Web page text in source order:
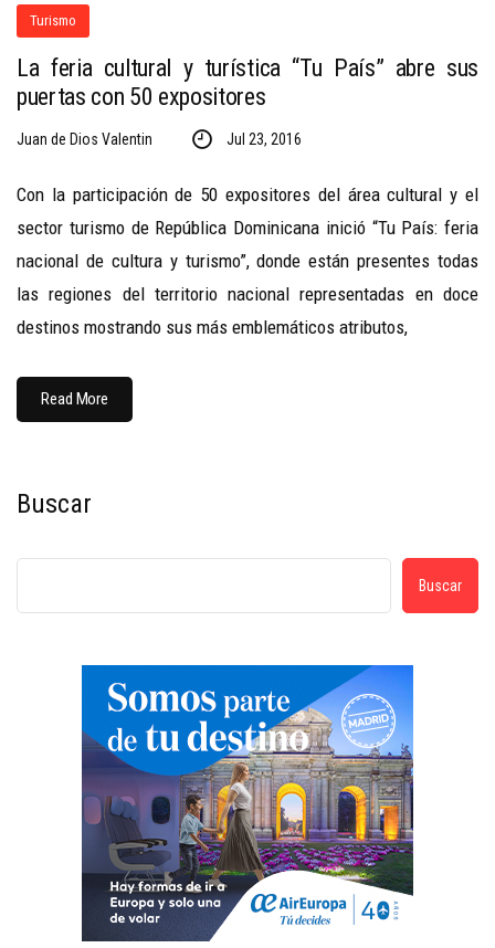
Turismo
La feria cultural y turística “Tu País” abre sus
puertas con 50 expositores
Juan de Dios Valentin Jul 23, 2016
Con la participación de 50 expositores del área cultural y el
sector turismo de República Dominicana inició “Tu País: feria
nacional de cultura y turismo”, donde están presentes todas
las regiones del territorio nacional representadas en doce
destinos mostrando sus más emblemáticos atributos,
Read More
Buscar
Buscar